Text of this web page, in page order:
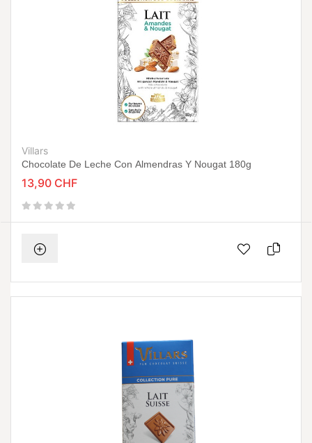
Villars
Chocolate De Leche Con Almendras Y Nougat 180g
13,90 CHF